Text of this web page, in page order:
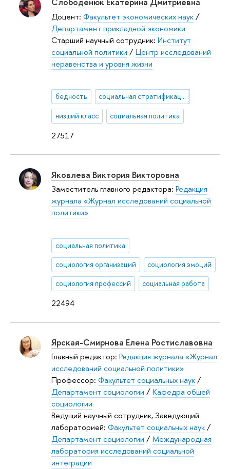
27517
Доцент: Факультет экономических наук/
Департамент прикладной экономики
Старший научный сотрудник: Институт
социальной политики /Центр исследований
неравенства и уровня жизни
бедность социальная стратификация
низший класс социальная политика
22494
Яковлева Виктория Викторовна
Заместитель главного редактора: Редакция
журнала «Журнал исследований социальной
политики»
социальная политика
социология организаций социология эмоций
социология профессий социальная работа
Ярская-Смирнова Елена Ростиславовна
Главный редактор: Редакция журнала «Журнал
исследований социальной политики»
Профессор: Факультет социальных наук/
Департамент социологии /Кафедра общей
социологии
Ведущий научный сотрудник, Заведующий
лабораторией: Факультет социальных наук/
Департамент социологии /Международная
лаборатория исследований социальной
интеграции